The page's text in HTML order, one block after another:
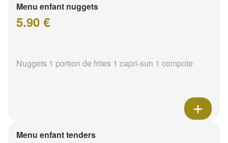
Menu enfant nuggets
5.90 €
Nuggets 1 portion de frites 1 capri-sun 1 compote
Menu enfant tenders